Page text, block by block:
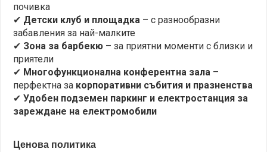
почивка
✔ Детски клуб и площадка – с разнообразни
забавления за най-малките
✔ Зона за барбекю – за приятни моменти с близки и
приятели
✔ Многофункционална конферентна зала –
перфектна за корпоративни събития и празненства
✔Удобен подземен паркинг и електростанция за
зареждане на електромобили
Ценова политика